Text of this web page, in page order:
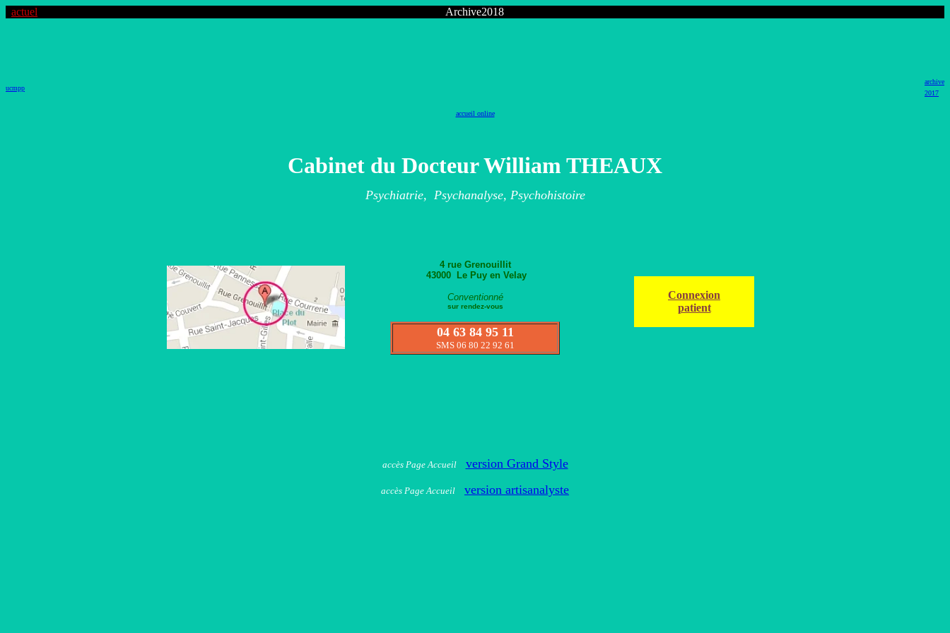
actuel Archive2018
ucmpp
archive
2017
accueil online
Cabinet du Docteur William THEAUX
Psychiatrie, Psychanalyse, Psychohistoire
4 rue Grenouillit
43000 Le Puy en Velay
Conventionné
sur rendez-vous
04 63 84 95 11
SMS 06 80 22 92 61
Connexion
patient
accès Page Accueil version Grand Style
accès Page Accueil version artisanalyste